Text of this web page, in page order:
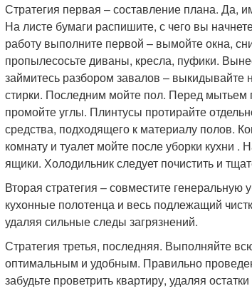
Стратегия первая – составление плана. Да,
На листе бумаги распишите, с чего вы
работу выполните первой – вымойте окна,
пропылесосьте диваны, кресла, пуфики.
займитесь разбором завалов –
стирки. Последним мойте пол. Перед мытьем
промойте углы. Плинтусы протирайте
средства, подходящего к материалу полов.
комнату и туалет мойте после уборки кухни
ящики. Холодильник следует почистить и
Вторая стратегия – совместите
кухонные полотенца и весь подлежащий
удаляя сильные следы загрязнений.
Стратегия третья, последняя. Выполняйте
оптимальным и удобным. Правильно
забудьте проветрить квартиру, удаляя